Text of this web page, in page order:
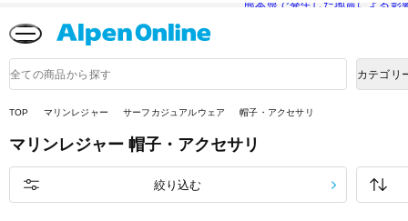
熊本県で発生した地震による影
品
検
カテゴリ
TOP マリンレジャー サーフカジュアルウェア 帽子・アクセサリ
マリンレジャー 帽子・アクセサリ
絞り込む